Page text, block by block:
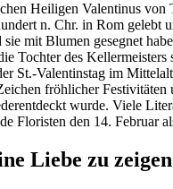
Heiligen Valentinus
n. Chr. in Rom
mit Blumen gesegnet
Tochter des
St.-Valentinstag im
fröhlicher
wurde. Viele
Floristen den 14. Februar
Liebe zu